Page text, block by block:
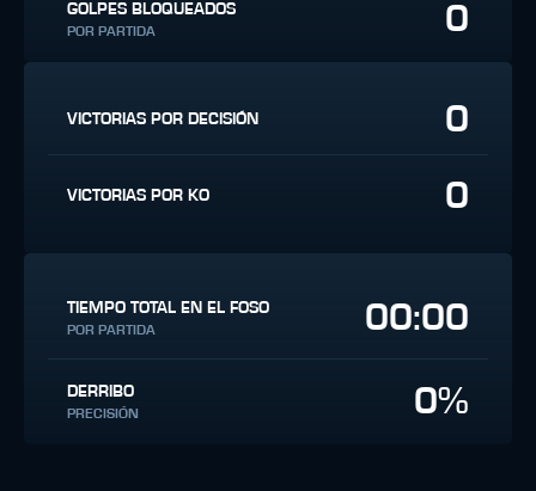
GOLPES BLOQUEADOS
POR PARTIDA 0
VICTORIAS POR DECISIÓN 0
VICTORIAS POR KO 0
TIEMPO TOTAL EN EL FOSO
POR PARTIDA 00:00
DERRIBO
PRECISIÓN 0%